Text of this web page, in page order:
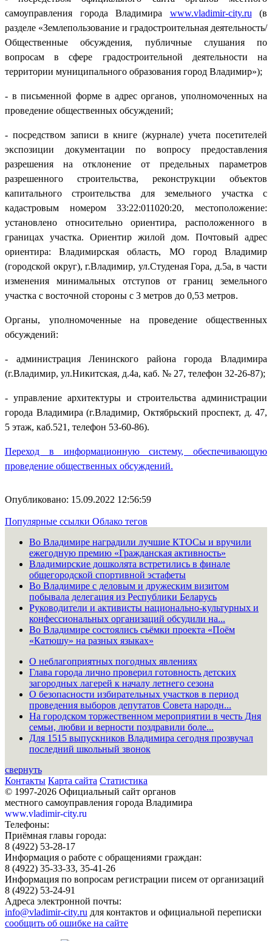
самоуправления города Владимира www.vladimir-city.ru (в
разделе «Землепользование и градостроительная деятельность/
Общественные обсуждения, публичные слушания по
вопросам в сфере градостроительной деятельности на
территории муниципального образования город Владимир»);
- в письменной форме в адрес органов, уполномоченных на
проведение общественных обсуждений;
- посредством записи в книге (журнале) учета посетителей
экспозиции документации по вопросу предоставления
разрешения на отклонение от предельных параметров
разрешенного строительства, реконструкции объектов
капитального строительства для земельного участка с
кадастровым номером 33:22:011020:20, местоположение:
установлено относительно ориентира, расположенного в
границах участка. Ориентир жилой дом. Почтовый адрес
ориентира: Владимирская область, МО город Владимир
(городской округ), г.Владимир, ул.Студеная Гора, д.5а, в части
изменения минимальных отступов от границ земельного
участка с восточной стороны с 3 метров до 0,53 метров.
Органы, уполномоченные на проведение общественных
обсуждений:
- администрация Ленинского района города Владимира
(г.Владимир, ул.Никитская, д.4а, каб. № 27, телефон 32-26-87);
- управление архитектуры и строительства администрации
города Владимира (г.Владимир, Октябрьский проспект, д. 47,
5 этаж, каб.521, телефон 53-60-86).
Переход в информационную систему, обеспечивающую
проведение общественных обсуждений.
Опубликовано: 15.09.2022 12:56:59
Популярные ссылки Облако тегов
Во Владимире наградили лучшие КТОСы и вручили
ежегодную премию «Гражданская активность»
Владимирские дошколята встретились в финале
общегородской спортивной эстафеты
Во Владимире с деловым и дружеским визитом
побывала делегация из Республики Беларусь
Руководители и активисты национально-культурных и
конфессиональных организаций обсудили на...
Во Владимире состоялись съёмки проекта «Поём
«Катюшу» на разных языках»
О неблагоприятных погодных явлениях
Глава города лично проверил готовность детских
загородных лагерей к началу летнего сезона
О безопасности избирательных участков в период
проведения выборов депутатов Совета народн...
На городском торжественном мероприятии в честь Дня
семьи, любви и верности поздравили боле...
Для 1515 выпускников Владимира сегодня прозвучал
последний школьный звонок
свернуть
Контакты Карта сайта Статистика
© 1997-2026 Официальный сайт органов
местного самоуправления города Владимира
www.vladimir-city.ru
Телефоны:
Приёмная главы города:
8 (4922) 53-28-17
Информация о работе с обращениями граждан:
8 (4922) 35-33-33, 35-41-26
Информация по вопросам регистрации писем от организаций
8 (4922) 53-24-91
Адреса электронной почты:
info@vladimir-city.ru для контактов и официальной переписки
сообщить об ошибке на сайте